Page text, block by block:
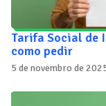
Tarifa Social de
como pedir
5 de novembro de